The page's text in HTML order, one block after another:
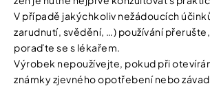
V případě jakýchkoliv nežádoucích
zarudnutí, svědění, …) používání
poraďte se s lékařem.
Výrobek nepoužívejte, pokud při
známky zjevného opotřebení nebo